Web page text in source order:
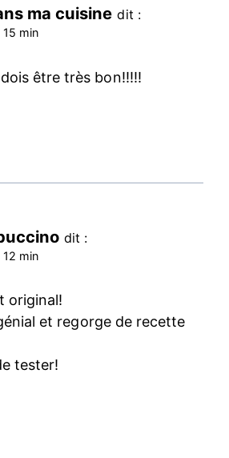
ma cuisine dit :
min
être très bon!!!!!
dit :
min
original!
et regorge de recette
tester!